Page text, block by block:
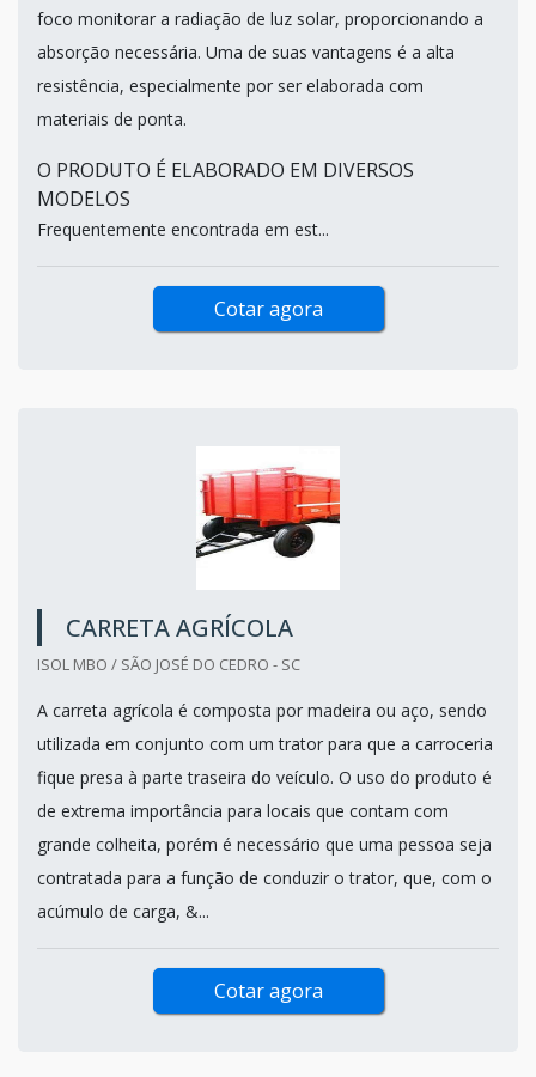
foco monitorar a radiação de luz solar, proporcionando a
absorção necessária. Uma de suas vantagens é a alta
resistência, especialmente por ser elaborada com
materiais de ponta.
O PRODUTO É ELABORADO EM DIVERSOS
MODELOS
Frequentemente encontrada em est...
Cotar agora
CARRETA AGRÍCOLA
ISOL MBO / SÃO JOSÉ DO CEDRO - SC
A carreta agrícola é composta por madeira ou aço, sendo
utilizada em conjunto com um trator para que a carroceria
fique presa à parte traseira do veículo. O uso do produto é
de extrema importância para locais que contam com
grande colheita, porém é necessário que uma pessoa seja
contratada para a função de conduzir o trator, que, com o
acúmulo de carga, &...
Cotar agora